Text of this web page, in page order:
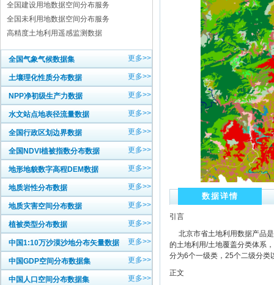
全国建设用地数据空间分布服务
全国未利用地数据空间分布服务
高精度土地利用遥感监测数据
全国气象气候数据集 更多>>
土壤理化性质分布数据 更多>>
NPP净初级生产力数据 更多>>
水文站点地表径流量数据 更多>>
全国行政区划边界数据 更多>>
全国NDVI植被指数分布数据 更多>>
地形地貌数字高程DEM数据 更多>>
地质岩性分布数据 更多>>
地质灾害空间分布数据 更多>>
植被类型分布数据 更多>>
中国1:10万沙漠沙地分布矢量数据 更多>>
中国GDP空间分布数据集 更多>>
中国人口空间分布数据集 更多>>
数据详情
引言
北京市省土地利用数据产品是
的土地利用/土地覆盖分类体系
分为6个一级类，25个二级分类
正文